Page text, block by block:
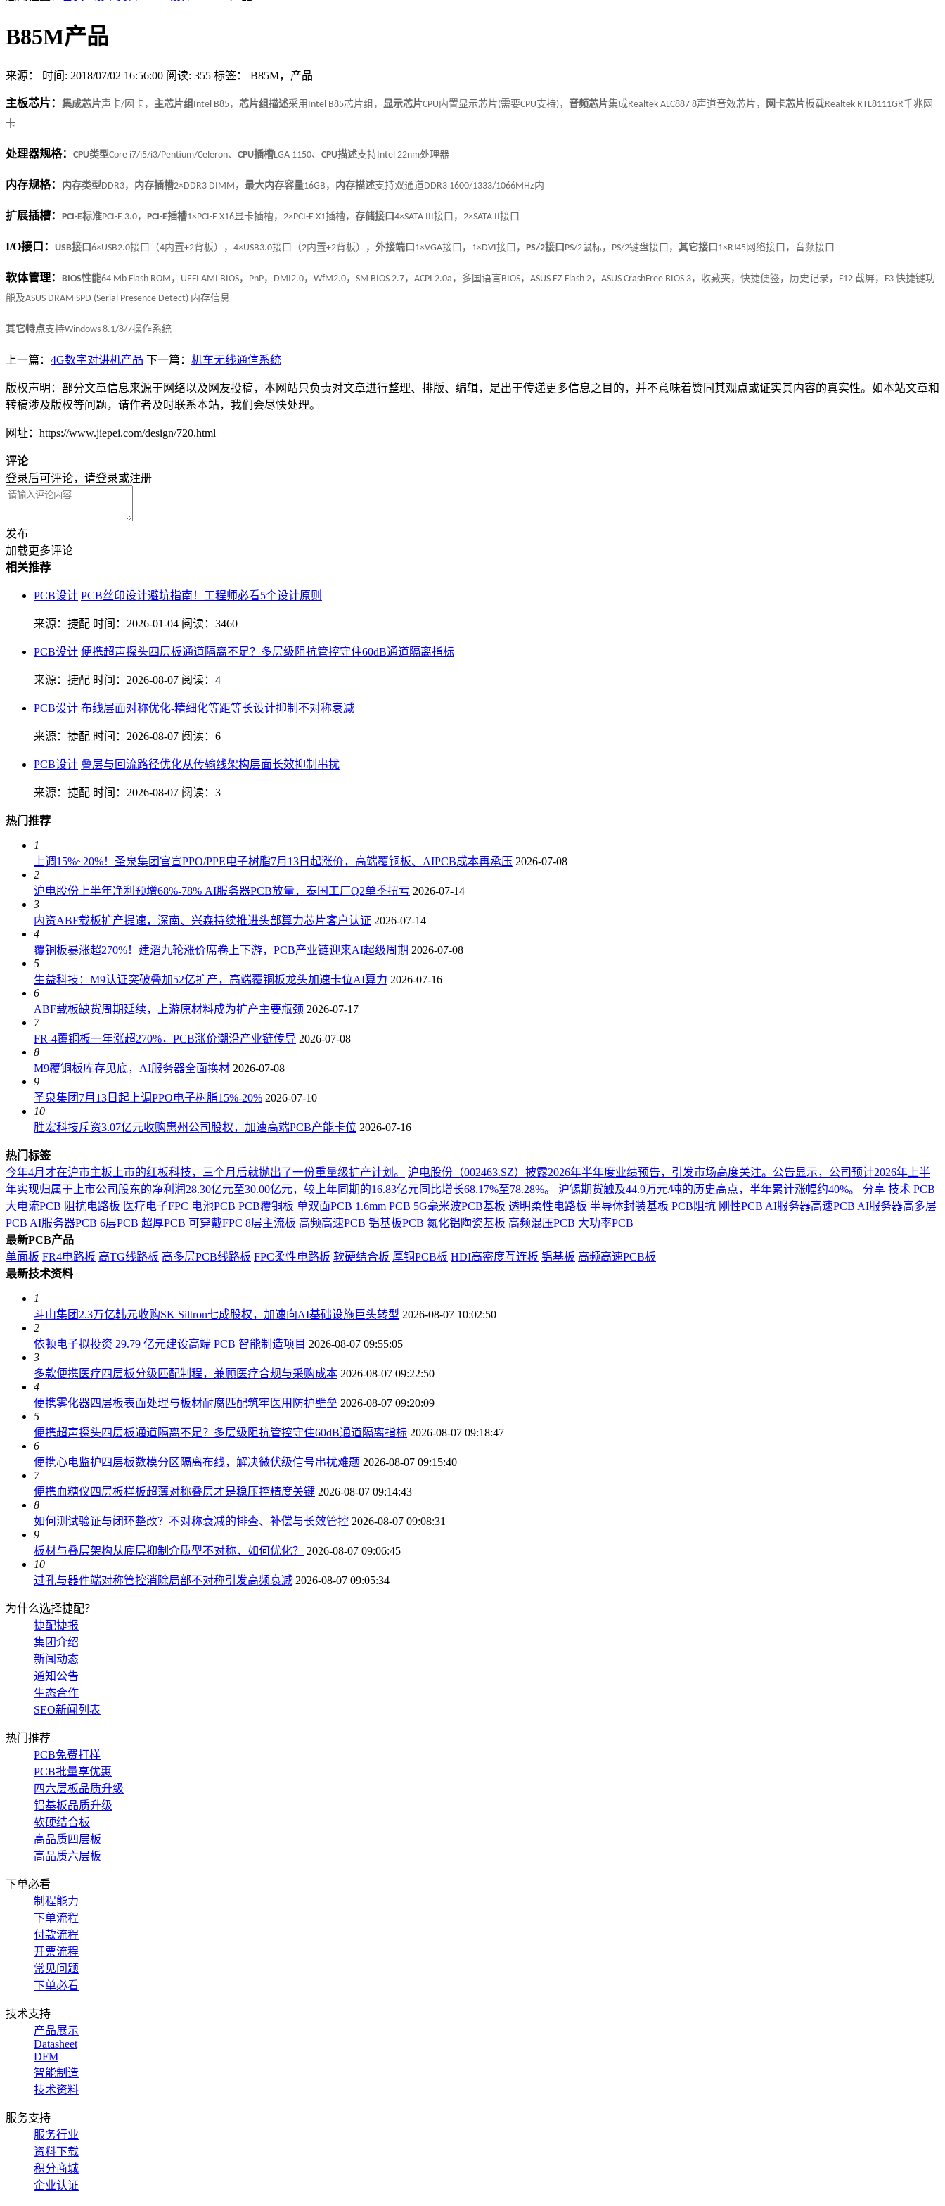
B85M产品
来源： 时间: 2018/07/02 16:56:00 阅读: 355 标签： B85M，产品
主板芯片： 集成芯片声卡/网卡， 主芯片组 Intel B85， 芯片组描述采用 Intel B85芯片组 ， 显示芯片CPU内置显示芯片(需要CPU支持)， 音频芯片集成Realtek ALC887 8声道音效芯片 ， 网卡芯片板载Realtek RTL8111GR千兆网
卡
处理器规格： CPU类型Core i7/i5/i3/Pentium/Celeron、 CPU插槽LGA 1150、 CPU描述支持 Intel 22nm处理器
内存规格： 内存类型 DDR3， 内存插槽2×DDR3 DIMM ， 最大内存容量16GB ， 内存描述支持双通道DDR3 1600/1333/1066MHz内
扩展插槽： PCI-E标准PCI-E 3.0， PCI-E插槽1×PCI-E X16显卡插槽， 2×PCI-E X1插槽 ， 存储接口 4×SATA III 接口， 2×SATA II 接口
I/O接口 ： USB接口 6×USB2.0接口（4内置+2背板）， 4×USB3.0接口（2内置+2背板） ， 外接端口 1×VGA接口 ， 1×DVI 接口 ， PS/2接口 PS/2鼠标， PS/2键盘接口 ， 其它接口 1×RJ45 网络接口，音频接口
软体管理： BIOS性能64 Mb Flash ROM ， UEFI AMI BIOS， PnP， DMI2.0， WfM2.0， SM BIOS 2.7， ACPI 2.0a ，多国语言BIOS， ASUS EZ Flash 2， ASUS CrashFree BIOS 3，收藏夹，快捷便签，历史记录， F12 截屏， F3 快捷键功
能及ASUS DRAM SPD (Serial Presence Detect) 内存信息
其它特点支持Windows 8.1/8/7操作系统
上一篇： 4G数字对讲机产品 下一篇： 机车无线通信系统
版权声明：部分文章信息来源于网络以及网友投稿，本网站只负责对文章进行整理、排版、编辑，是出于传递更多信息之目的，并不意味着赞同其观点或证实其内容的真实性。如本站文章和
转稿涉及版权等问题，请作者及时联系本站，我们会尽快处理。
网址：https://www.jiepei.com/design/720.html
评论
登录后可评论，请登录或注册
发布
加载更多评论
相关推荐
PCB设计 PCB丝印设计避坑指南！工程师必看5个设计原则
来源：捷配 时间：2026-01-04 阅读：3460
PCB设计 便携超声探头四层板通道隔离不足？多层级阻抗管控守住60dB通道隔离指标
来源：捷配 时间：2026-08-07 阅读：4
PCB设计 布线层面对称优化-精细化等距等长设计抑制不对称衰减
来源：捷配 时间：2026-08-07 阅读：6
PCB设计 叠层与回流路径优化从传输线架构层面长效抑制串扰
来源：捷配 时间：2026-08-07 阅读：3
热门推荐
1
上调15%~20%！圣泉集团官宣PPO/PPE电子树脂7月13日起涨价，高端覆铜板、AIPCB成本再承压 2026-07-08
2
沪电股份上半年净利预增68%-78% AI服务器PCB放量，泰国工厂Q2单季扭亏 2026-07-14
3
内资ABF载板扩产提速，深南、兴森持续推进头部算力芯片客户认证 2026-07-14
4
覆铜板暴涨超270%！建滔九轮涨价席卷上下游，PCB产业链迎来AI超级周期 2026-07-08
5
生益科技：M9认证突破叠加52亿扩产，高端覆铜板龙头加速卡位AI算力 2026-07-16
6
ABF载板缺货周期延续，上游原材料成为扩产主要瓶颈 2026-07-17
7
FR-4覆铜板一年涨超270%，PCB涨价潮沿产业链传导 2026-07-08
8
M9覆铜板库存见底，AI服务器全面换材 2026-07-08
9
圣泉集团7月13日起上调PPO电子树脂15%-20% 2026-07-10
10
胜宏科技斥资3.07亿元收购惠州公司股权，加速高端PCB产能卡位 2026-07-16
热门标签
今年4月才在沪市主板上市的红板科技，三个月后就抛出了一份重量级扩产计划。
沪电股份（002463.SZ）披露2026年半年度业绩预告，引发市场高度关注。公告显示，公司预计2026年上半
年实现归属于上市公司股东的净利润28.30亿元至30.00亿元，较上年同期的16.83亿元同比增长68.17%至78.28%。
沪锡期货触及44.9万元/吨的历史高点，半年累计涨幅约40%。 分享 技术 PCB
大电流PCB 阻抗电路板 医疗电子FPC 电池PCB PCB覆铜板 单双面PCB 1.6mm PCB 5G毫米波PCB基板 透明柔性电路板 半导体封装基板 PCB阻抗 刚性PCB AI服务器高速PCB AI服务器高多层
PCB AI服务器PCB 6层PCB 超厚PCB 可穿戴FPC 8层主流板 高频高速PCB 铝基板PCB 氮化铝陶瓷基板 高频混压PCB 大功率PCB
最新PCB产品
单面板 FR4电路板 高TG线路板 高多层PCB线路板 FPC柔性电路板 软硬结合板 厚铜PCB板 HDI高密度互连板 铝基板 高频高速PCB板
最新技术资料
1
斗山集团2.3万亿韩元收购SK Siltron七成股权，加速向AI基础设施巨头转型 2026-08-07 10:02:50
2
依顿电子拟投资 29.79 亿元建设高端 PCB 智能制造项目 2026-08-07 09:55:05
3
多款便携医疗四层板分级匹配制程，兼顾医疗合规与采购成本 2026-08-07 09:22:50
4
便携雾化器四层板表面处理与板材耐腐匹配筑牢医用防护壁垒 2026-08-07 09:20:09
5
便携超声探头四层板通道隔离不足？多层级阻抗管控守住60dB通道隔离指标 2026-08-07 09:18:47
6
便携心电监护四层板数模分区隔离布线，解决微伏级信号串扰难题 2026-08-07 09:15:40
7
便携血糖仪四层板样板超薄对称叠层才是稳压控精度关键 2026-08-07 09:14:43
8
如何测试验证与闭环整改？不对称衰减的排查、补偿与长效管控 2026-08-07 09:08:31
9
板材与叠层架构从底层抑制介质型不对称，如何优化？
2026-08-07 09:06:45
10
过孔与器件端对称管控消除局部不对称引发高频衰减 2026-08-07 09:05:34
为什么选择捷配？
捷配捷报
集团介绍
新闻动态
通知公告
生态合作
SEO新闻列表
热门推荐
PCB免费打样
PCB批量享优惠
四六层板品质升级
铝基板品质升级
软硬结合板
高品质四层板
高品质六层板
下单必看
制程能力
下单流程
付款流程
开票流程
常见问题
下单必看
技术支持
产品展示
Datasheet
DFM
智能制造
技术资料
服务支持
服务行业
资料下载
积分商城
企业认证